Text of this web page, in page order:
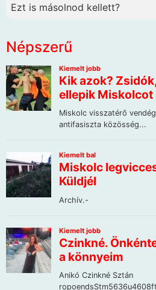
Ezt is másolnod kellett?
Népszerű